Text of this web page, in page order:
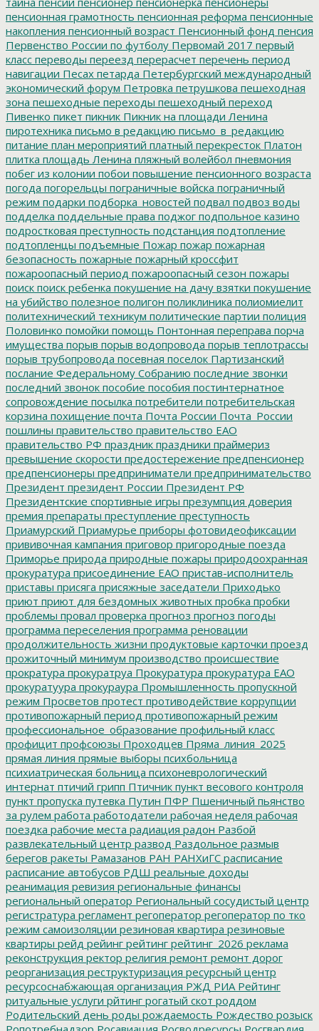
пенсионная грамотность пенсионная реформа пенсионные
накопления пенсионный возраст Пенсионный фонд пенсия
Первенство России по футболу Первомай 2017 первый
класс переводы переезд перерасчет перечень период
навигации Песах петарда Петербургский международный
экономический форум Петровка петрушкова пешеходная
зона пешеходные переходы пешеходный переход
Пивенко пикет пикник Пикник на площади Ленина
пиротехника письмо в редакцию письмо_в_редакцию
питание план мероприятий платный перекресток Платон
плитка площадь Ленина пляжный волейбол пневмония
побег из колонии побои повышение пенсионного возраста
погода погорельцы пограничные войска пограничный
режим подарки подборка_новостей подвал подвоз воды
подделка поддельные права поджог подпольное казино
подростковая преступность подстанция подтопление
подтопленцы подъемные Пожар пожар пожарная
безопасность пожарные пожарный кроссфит
пожароопасный период пожароопасный сезон пожары
поиск поиск ребенка покушение на дачу взятки покушение
на убийство полезное полигон поликлиника полиомиелит
политехнический техникум политические партии полиция
Половинко помойки помощь Понтонная переправа порча
имущества порыв порыв водопровода порыв теплотрассы
порыв трубопровода посевная поселок Партизанский
послание Федеральному Собранию последние звонки
последний звонок пособие пособия постинтернатное
сопровождение посылка потребители потребительская
корзина похищение почта Почта России Почта_России
пошлины правительство правительство ЕАО
правительство РФ праздник праздники праймериз
превышение скорости предостережение предпенсионер
предпенсионеры предприниматели предпринимательство
Президент президент России Президент РФ
Президентские спортивные игры презумпция доверия
премия препараты преступление преступность
Приамурский Приамурье приборы фотовидеофиксации
прививочная кампания приговор пригородные поезда
Приморье природа природные пожары природоохранная
прокуратура присоединение ЕАО пристав-исполнитель
приставы присяга присяжные заседатели Приходько
приют приют для бездомных животных пробка пробки
проблемы провал проверка прогноз прогноз погоды
программа переселения программа реновации
продолжительность жизни продуктовые карточки проезд
прожиточный минимум производство происшествие
прократура прокуратруа Прокуратура прокуратура ЕАО
прокуратуура прокураура Промышленность пропускной
режим Просветов протест противодействие коррупции
противопожарный период противопожарный режим
профессиональное_образование профильный класс
профицит профсоюзы Проходцев Пряма_линия_2025
прямая линия прямые выборы психбольница
психиатрическая больница психоневрологический
интернат птичий грипп Птичник пункт весового контроля
пункт пропуска путевка Путин ПФР Пшеничный пьянство
за рулем работа работодатели рабочая неделя рабочая
поездка рабочие места радиация радон Разбой
развлекательный центр развод Раздольное размыв
берегов ракеты Рамазанов РАН РАНХиГС расписание
расписание автобусов РДШ реальные доходы
реанимация ревизия региональные финансы
региональный оператор Региональный сосудистый центр
регистратура регламент регоператор регоператор по тко
режим самоизоляции резиновая квартира резиновые
квартиры рейд рейинг рейтинг рейтинг_2026 реклама
реконструкция ректор религия ремонт ремонт дорог
реорганизация реструктуризация ресурсный центр
ресурсоснабжающая организация РЖД РИА Рейтинг
ритуальные услуги рйтинг рогатый скот роддом
Родительский день роды рождаемость Рождество розыск